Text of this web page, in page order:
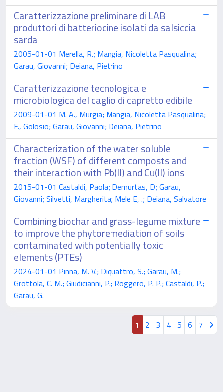
Caratterizzazione preliminare di LAB
produttori di batteriocine isolati da salsiccia
sarda
2005-01-01 Merella, R.; Mangia, Nicoletta Pasqualina;
Garau, Giovanni; Deiana, Pietrino
Caratterizzazione tecnologica e
microbiologica del caglio di capretto edibile
2009-01-01 M. A., Murgia; Mangia, Nicoletta Pasqualina;
F., Golosio; Garau, Giovanni; Deiana, Pietrino
Characterization of the water soluble
fraction (WSF) of different composts and
their interaction with Pb(II) and Cu(II) ions
2015-01-01 Castaldi, Paola; Demurtas, D; Garau,
Giovanni; Silvetti, Margherita; Mele E, .; Deiana, Salvatore
Combining biochar and grass-legume mixture
to improve the phytoremediation of soils
contaminated with potentially toxic
elements (PTEs)
2024-01-01 Pinna, M. V.; Diquattro, S.; Garau, M.;
Grottola, C. M.; Giudicianni, P.; Roggero, P. P.; Castaldi, P.;
Garau, G.
1 2 3 4 5 6 7